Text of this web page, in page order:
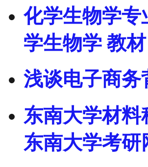
化学生物学专
学生物学 教材
浅谈电子商务
东南大学材料
东南大学考研